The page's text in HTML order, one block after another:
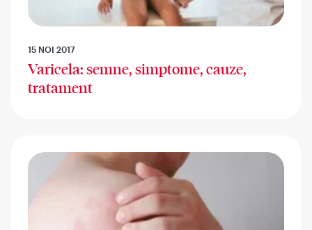
15 NOI 2017
Varicela: semne, simptome, cauze,
tratament